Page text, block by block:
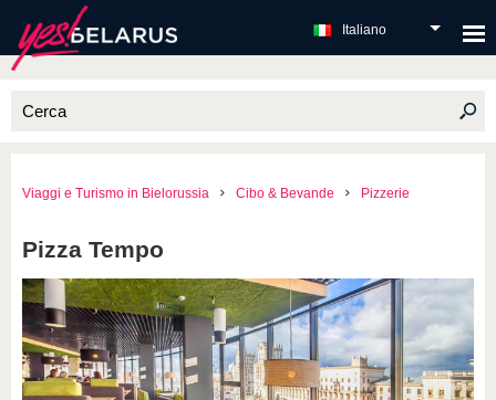
Italiano
Viaggi e Turismo in Bielorussia Cibo & Bevande Pizzerie
Pizza Tempo